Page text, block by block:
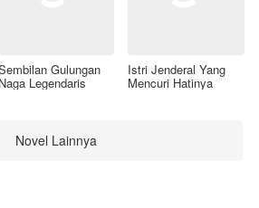
Gulungan
Naga Legendaris
Istri Jenderal Yang
Mencuri Hatinya
Novel Lainnya